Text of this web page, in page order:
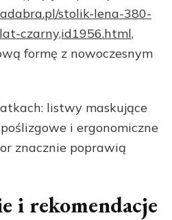
stolik-lena-380-
czarny,id1956.html,
formę z nowoczesnym
listwy maskujące
i ergonomiczne
znacznie poprawią
i rekomendacje